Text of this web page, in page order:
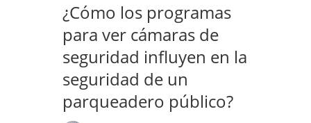
¿Cómo los programas
para ver cámaras de
seguridad influyen en la
seguridad de un
parqueadero público?